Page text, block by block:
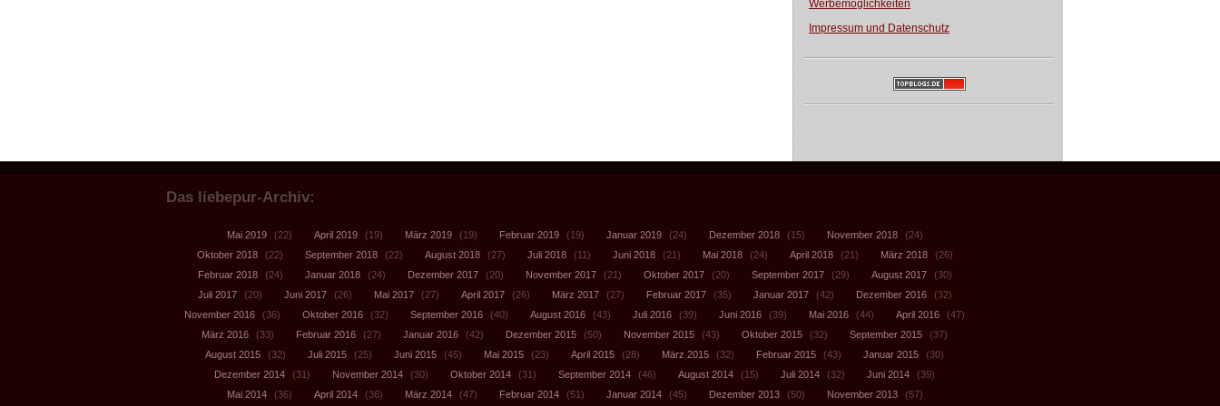
Werbemöglichkeiten
Impressum und Datenschutz
Das liebepur-Archiv:
Mai 2019 (22) April 2019 (19) März 2019 (19) Februar 2019 (19) Januar 2019 (24) Dezember 2018 (15) November 2018
(24)
Oktober 2018
(22) September 2018 (22) August 2018 (27) Juli 2018 (11) Juni 2018 (21) Mai 2018 (24) April 2018 (21) März 2018
(26)
Februar 2018
(24) Januar 2018 (24) Dezember 2017 (20) November 2017 (21) Oktober 2017 (20) September 2017 (29) August 2017
(30)
Juli 2017
(20) Juni 2017 (26) Mai 2017 (27) April 2017 (26) März 2017 (27) Februar 2017 (35) Januar 2017 (42) Dezember 2016
(32)
November 2016
(36) Oktober 2016 (32) September 2016 (40) August 2016 (43) Juli 2016 (39) Juni 2016 (39) Mai 2016 (44) April 2016
(47)
März 2016
(33) Februar 2016 (27) Januar 2016 (42) Dezember 2015 (50) November 2015 (43) Oktober 2015 (32) September 2015
(37)
August 2015
(32) Juli 2015 (25) Juni 2015 (45) Mai 2015 (23) April 2015 (28) März 2015 (32) Februar 2015 (43) Januar 2015
(30)
Dezember 2014
(31) November 2014 (30) Oktober 2014 (31) September 2014 (46) August 2014 (15) Juli 2014 (32) Juni 2014
(39)
Mai 2014
(36) April 2014 (36) März 2014 (47) Februar 2014 (51) Januar 2014 (45) Dezember 2013 (50) November 2013 (57)